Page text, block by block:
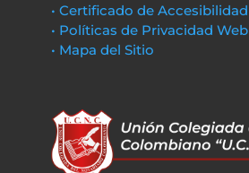
• Certificado de Accesibilidad
• Políticas de Privacidad Web
• Mapa del Sitio